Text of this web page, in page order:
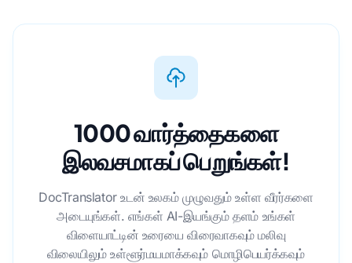
1000 வார்த்தைகளை
இலவசமாகப் பெறுங்கள்!
DocTranslator உடன் உலகம் முழுவதும் உள்ள வீரர்களை
அடையுங்கள். எங்கள் AI-இயங்கும் தளம் உங்கள்
விளையாட்டின் உரையை விரைவாகவும் மலிவு
விலையிலும் உள்ளூர்மயமாக்கவும் மொழிபெயர்க்கவும்